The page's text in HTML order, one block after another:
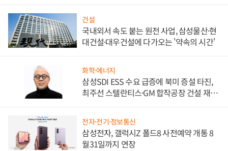
건설
국내외서 속도 붙는 원전 사업, 삼성물산·현
대건설·대우건설에 다가오는 '약속의 시간'
화학·에너지
삼성SDI ESS 수요 급증에 북미 증설 타진,
최주선 스텔란티스·GM 합작공장 건설 재추
전자·전기·정보통신
삼성전자, 갤럭시Z 폴드8 사전예약 개통 8
월31일까지 연장